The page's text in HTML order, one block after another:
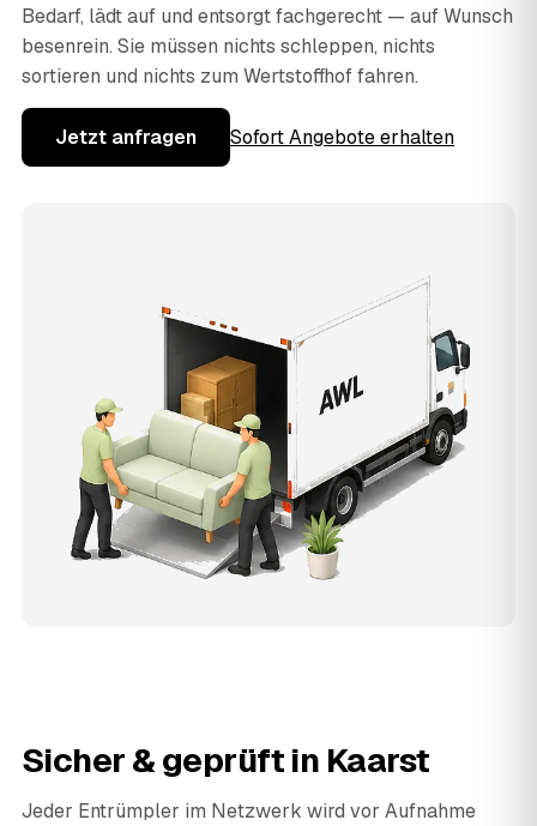
Bedarf, lädt auf und entsorgt fachgerecht — auf Wunsch
besenrein. Sie müssen nichts schleppen, nichts
sortieren und nichts zum Wertstoffhof fahren.
Jetzt anfragen Sofort Angebote erhalten
Sicher & geprüft in Kaarst
Jeder Entrümpler im Netzwerk wird vor Aufnahme